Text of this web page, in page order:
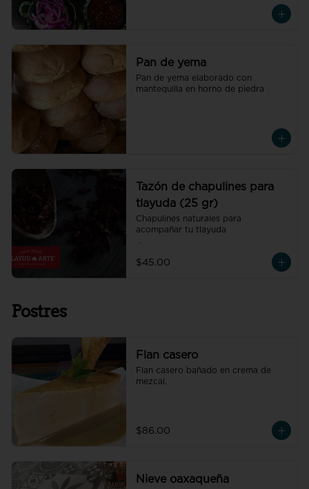
Pan de yema
Pan de yema elaborado con
mantequilla en horno de piedra
Tazón de chapulines para
tlayuda (25 gr)
Chapulines naturales para
acompañar tu tlayuda
$45.00
Postres
Flan casero
Flan casero bañado en crema de
mezcal.
$86.00
Nieve oaxaqueña